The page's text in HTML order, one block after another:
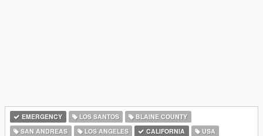
EMERGENCY LOS SANTOS
BLAINE COUNTY
SAN ANDREAS
LOS ANGELES CALIFORNIA
USA